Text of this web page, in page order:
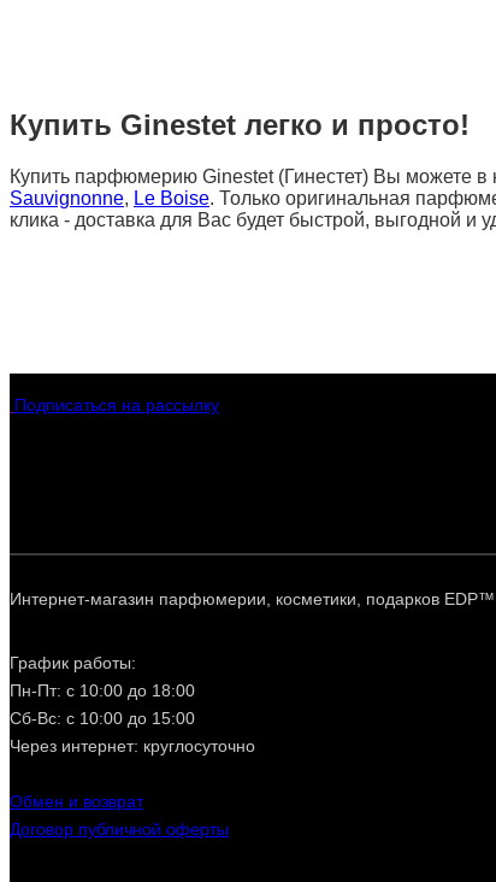
Купить Ginestet легко и просто!
Купить парфюмерию Ginestet (Гинестет) Вы можете
Sauvignonne, Le Boise. Только оригинальная
клика - доставка для Вас будет быстрой, выгодной и
Подписаться на рассылку
Интернет-магазин парфюмерии, косметики, подарков
График работы:
Пн-Пт: с 10:00 до 18:00
Сб-Вс: с 10:00 до 15:00
Через интернет: круглосуточно
Обмен и возврат
Договор публичной оферты